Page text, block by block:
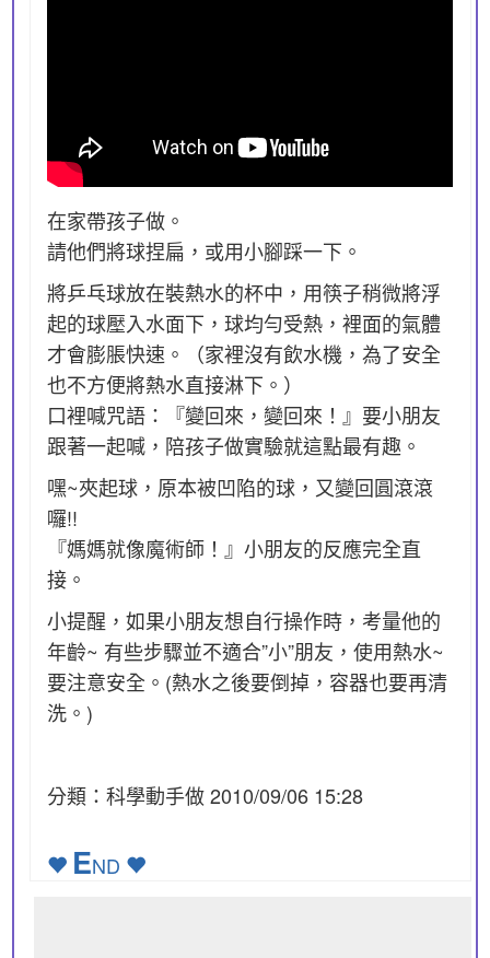
在家帶孩子做。
請他們將球捏扁，或用小腳踩一下。
將乒乓球放在裝熱水的杯中，用筷子稍微將浮
起的球壓入水面下，球均勻受熱，裡面的氣體
才會膨脹快速。（家裡沒有飲水機，為了安全
也不方便將熱水直接淋下。）
口裡喊咒語：『變回來，變回來！』要小朋友
跟著一起喊，陪孩子做實驗就這點最有趣。
嘿~夾起球，原本被凹陷的球，又變回圓滾滾
囉!!
『媽媽就像魔術師！』小朋友的反應完全直
接。
小提醒，如果小朋友想自行操作時，考量他的
年齡~ 有些步驟並不適合”小”朋友，使用熱水~
要注意安全。(熱水之後要倒掉，容器也要再清
洗。)
分類：科學動手做 2010/09/06 15:28
END